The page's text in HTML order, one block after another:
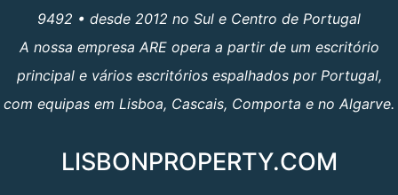
9492 • desde 2012 no Sul e Centro de Portugal
A nossa empresa ARE opera a partir de um escritório
principal e vários escritórios espalhados por Portugal,
com equipas em Lisboa, Cascais, Comporta e no Algarve.
LISBONPROPERTY.COM